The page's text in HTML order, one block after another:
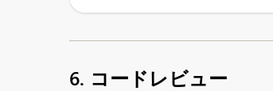
6. コードレビュー